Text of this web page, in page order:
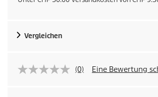
l
e
P
Vergleichen
(0) Eine Bewertung